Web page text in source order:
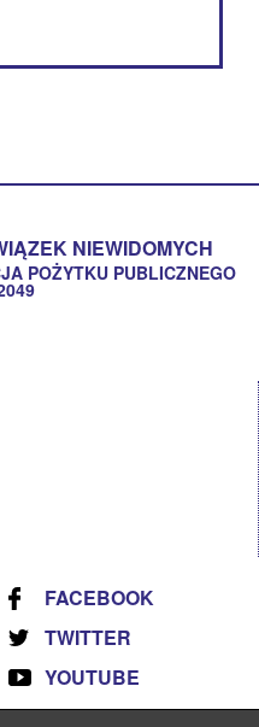
NIEWIDOMYCH
POŻYTKU PUBLICZNEGO
FACEBOOK
TWITTER
YOUTUBE